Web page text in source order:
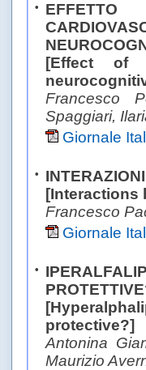
•
[Effect of
Francesco
Spaggiari,
Giornale
•
[Interactions
Francesco
Giornale
•
protective?]
Antonina
Maurizio